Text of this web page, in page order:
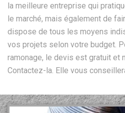
la meilleure entreprise qui
le marché, mais également de
dispose de tous les moyens
vos projets selon votre budget.
ramonage, le devis est gratuit et
Contactez-la. Elle vous